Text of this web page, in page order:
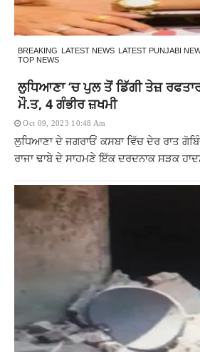
BREAKING LATEST NEWS LATEST PUNJABI
TOP NEWS
ਲੁਧਿਆਣਾ ‘ਚ ਪੁਲ ਤੋਂ ਡਿੱਗੀ ਤੇਜ਼
ਮੌ.ਤ, 4 ਗੰਭੀਰ ਜ਼ਖਮੀ
Oct 09, 2023 10:48 Am
ਲੁਧਿਆਣਾ ਦੇ ਜਗਰਾਓਂ ਕਸਬਾ ਵਿੱਚ ਦੇਰ ਰਾਤ
ਰਾਜਾ ਢਾਬੇ ਦੇ ਸਾਹਮਣੇ ਇੱਕ ਦਰਦਨਾਕ ਸੜਕ